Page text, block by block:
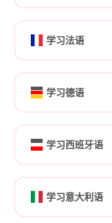
学习法语
学习德语
学习西班牙语
学习意大利语